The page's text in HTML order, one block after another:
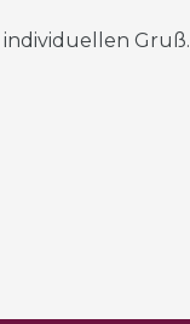
Gruß.